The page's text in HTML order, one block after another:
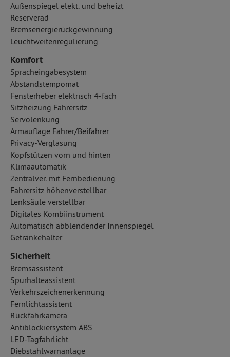
Außenspiegel elekt. und beheizt
Reserverad
Bremsenergierückgewinnung
Leuchtweitenregulierung
Komfort
Spracheingabesystem
Abstandstempomat
Fensterheber elektrisch 4-fach
Sitzheizung Fahrersitz
Servolenkung
Armauflage Fahrer/Beifahrer
Privacy-Verglasung
Kopfstützen vorn und hinten
Klimaautomatik
Zentralver. mit Fernbedienung
Fahrersitz höhenverstellbar
Lenksäule verstellbar
Digitales Kombiinstrument
Automatisch abblendender Innenspiegel
Getränkehalter
Sicherheit
Bremsassistent
Spurhalteassistent
Verkehrszeichenerkennung
Fernlichtassistent
Rückfahrkamera
Antiblockiersystem ABS
LED-Tagfahrlicht
Diebstahlwarnanlage